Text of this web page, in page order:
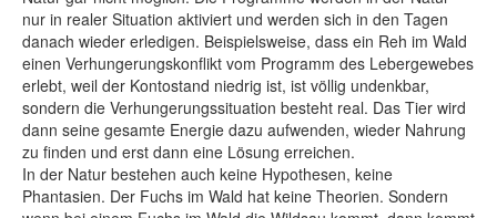
nur in realer Situation aktiviert und werden sich in den Tagen
danach wieder erledigen. Beispielsweise, dass ein Reh im Wald
einen Verhungerungskonflikt vom Programm des Lebergewebes
erlebt, weil der Kontostand niedrig ist, ist völlig undenkbar,
sondern die Verhungerungssituation besteht real. Das Tier wird
dann seine gesamte Energie dazu aufwenden, wieder Nahrung
zu finden und erst dann eine Lösung erreichen.
In der Natur bestehen auch keine Hypothesen, keine
Phantasien. Der Fuchs im Wald hat keine Theorien. Sondern